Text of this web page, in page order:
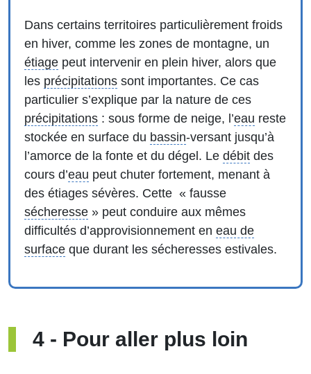
Dans certains territoires particulièrement froids
en hiver, comme les zones de montagne, un
étiage peut intervenir en plein hiver, alors que
les précipitations sont importantes. Ce cas
particulier s’explique par la nature de ces
précipitations : sous forme de neige, l’eau reste
stockée en surface du bassin-versant jusqu’à
l’amorce de la fonte et du dégel. Le débit des
cours d’eau peut chuter fortement, menant à
des étiages sévères. Cette « fausse
sécheresse » peut conduire aux mêmes
difficultés d’approvisionnement en eau de
surface que durant les sécheresses estivales.
4 - Pour aller plus loin